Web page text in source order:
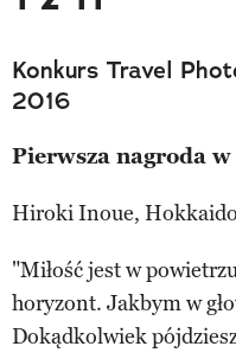
Konkurs Travel
2016
Pierwsza nagroda
Hiroki Inoue,
"Miłość jest w
horyzont. Jakbym w
Dokądkolwiek